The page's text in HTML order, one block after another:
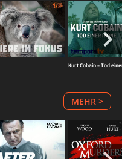
Kurt Cobain – Tod
MEHR >